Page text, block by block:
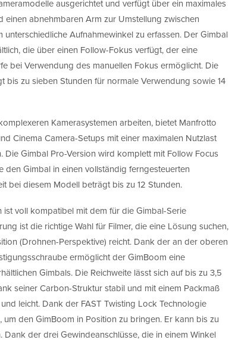
ausgerichtet und verfügt über ein maximales
abnehmbaren Arm zur Umstellung zwischen
Aufnahmewinkel zu erfassen. Der Gimbal
die über einen Follow-Fokus verfügt, der eine
bei Verwendung des manuellen Fokus ermöglicht. Die
bis zu sieben Stunden für normale Verwendung sowie 14
Kamerasystemen arbeiten, bietet Manfrotto
Cinema Camera-Setups mit einer maximalen Nutzlast
Gimbal Pro-Version wird komplett mit Follow Focus
den Gimbal in einen vollständig ferngesteuerten
bei diesem Modell beträgt bis zu 12 Stunden.
voll kompatibel mit dem für die Gimbal-Serie
ist die richtige Wahl für Filmer, die eine Lösung suchen,
(Drohnen-Perspektive) reicht. Dank der an der oberen
ermöglicht der GimBoom eine
Gimbals. Die Reichweite lässt sich auf bis zu 3,5
seiner Carbon-Struktur stabil und mit einem Packmaß
leicht. Dank der FAST Twisting Lock Technologie
den GimBoom in Position zu bringen. Er kann bis zu
der drei Gewindeanschlüsse, die in einem Winkel